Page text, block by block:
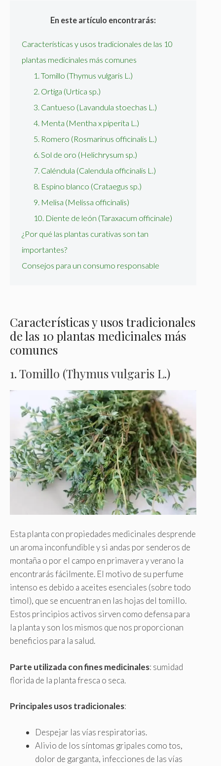
En este artículo encontrarás:
Características y usos tradicionales de las 10
plantas medicinales más comunes
1. Tomillo (Thymus vulgaris L.)
2. Ortiga (Urtica sp.)
3. Cantueso (Lavandula stoechas L.)
4. Menta (Mentha x piperita L.)
5. Romero (Rosmarinus officinalis L.)
6. Sol de oro (Helichrysum sp.)
7. Caléndula (Calendula officinalis L.)
8. Espino blanco (Crataegus sp.)
9. Melisa (Melissa officinalis)
10. Diente de león (Taraxacum officinale)
¿Por qué las plantas curativas son tan
importantes?
Consejos para un consumo responsable
Características y usos tradicionales
de las 10 plantas medicinales más
comunes
1. Tomillo (Thymus vulgaris L.)
Esta planta con propiedades medicinales desprende
un aroma inconfundible y si andas por senderos de
montaña o por el campo en primavera y verano la
encontrarás fácilmente. El motivo de su perfume
intenso es debido a aceites esenciales (sobre todo
timol), que se encuentran en las hojas del tomillo.
Estos principios activos sirven como defensa para
la planta y son los mismos que nos proporcionan
beneficios para la salud.
Parte utilizada con fines medicinales: sumidad
florida de la planta fresca o seca.
Principales usos tradicionales:
Despejar las vías respiratorias.
Alivio de los síntomas gripales como tos,
dolor de garganta, infecciones de las vías